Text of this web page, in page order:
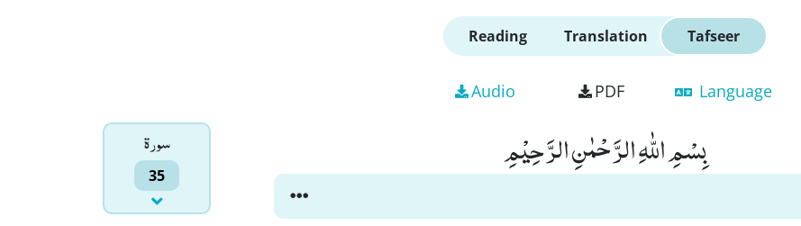
Reading Translation Tafseer
Audio PDF Language
سورۃ
35
بِسْمِ اللّٰهِ الرَّحْمٰنِ الرَّحِیْمِ